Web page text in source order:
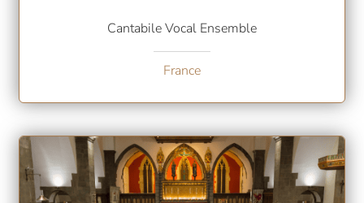
Cantabile Vocal Ensemble
France